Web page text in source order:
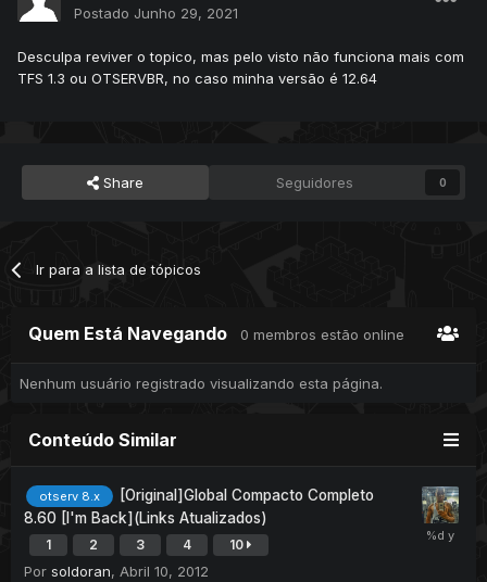
Postado Junho 29, 2021
Desculpa reviver o topico, mas pelo visto não funciona mais com
TFS 1.3 ou OTSERVBR, no caso minha versão é 12.64
Share Seguidores 0
Ir para a lista de tópicos
Quem Está Navegando 0 membros estão online
Nenhum usuário registrado visualizando esta página.
Conteúdo Similar
otserv 8.x
[Original]Global Compacto Completo
8.60 [I'm Back](Links Atualizados)
1 2 3 4 10
Por soldoran, Abril 10, 2012